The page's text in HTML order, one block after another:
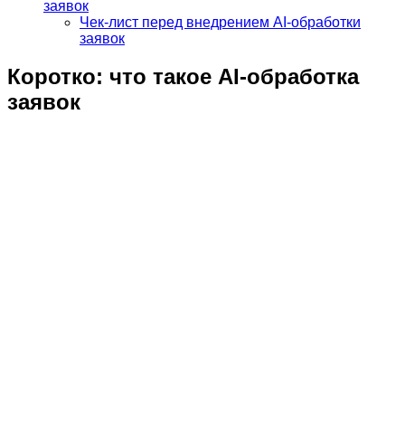
заявок
Чек-лист перед внедрением AI-обработки
заявок
Коротко: что такое AI-обработка
заявок